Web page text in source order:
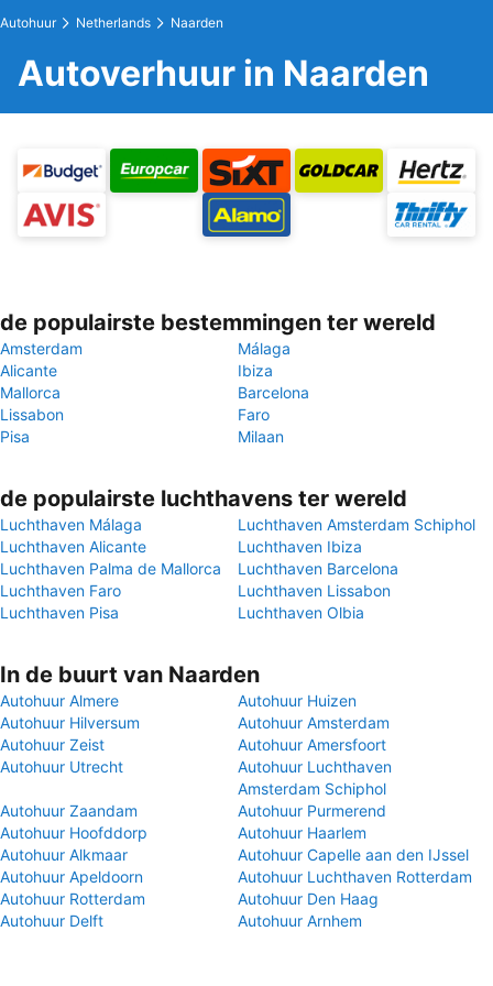
Autohuur Netherlands Naarden
Autoverhuur in Naarden
de populairste bestemmingen ter wereld
Amsterdam
Málaga
Alicante
Ibiza
Mallorca
Barcelona
Lissabon
Faro
Pisa
Milaan
de populairste luchthavens ter wereld
Luchthaven Málaga
Luchthaven Amsterdam Schiphol
Luchthaven Alicante
Luchthaven Ibiza
Luchthaven Palma de Mallorca
Luchthaven Barcelona
Luchthaven Faro
Luchthaven Lissabon
Luchthaven Pisa
Luchthaven Olbia
In de buurt van Naarden
Autohuur Almere
Autohuur Huizen
Autohuur Hilversum
Autohuur Amsterdam
Autohuur Zeist
Autohuur Amersfoort
Autohuur Utrecht
Autohuur Luchthaven
Amsterdam Schiphol
Autohuur Zaandam
Autohuur Purmerend
Autohuur Hoofddorp
Autohuur Haarlem
Autohuur Alkmaar
Autohuur Capelle aan den IJssel
Autohuur Apeldoorn
Autohuur Luchthaven Rotterdam
Autohuur Rotterdam
Autohuur Den Haag
Autohuur Delft
Autohuur Arnhem